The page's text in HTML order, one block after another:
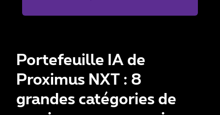
Portefeuille IA de
Proximus NXT : 8
grandes catégories de